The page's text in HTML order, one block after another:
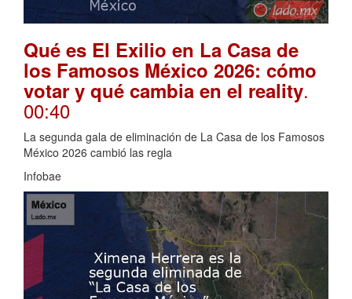
Qué es El Exilio en La Casa de
los Famosos México 2026: cómo
votar y qué cambia en el reality.
00:40
La segunda gala de eliminación de La Casa de los Famosos
México 2026 cambió las regla
Infobae